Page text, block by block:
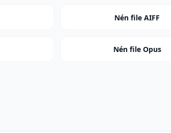
Nén file AIFF
Nén file Opus